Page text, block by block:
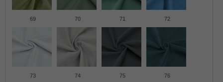
69 70 71 72
73 74 75 76